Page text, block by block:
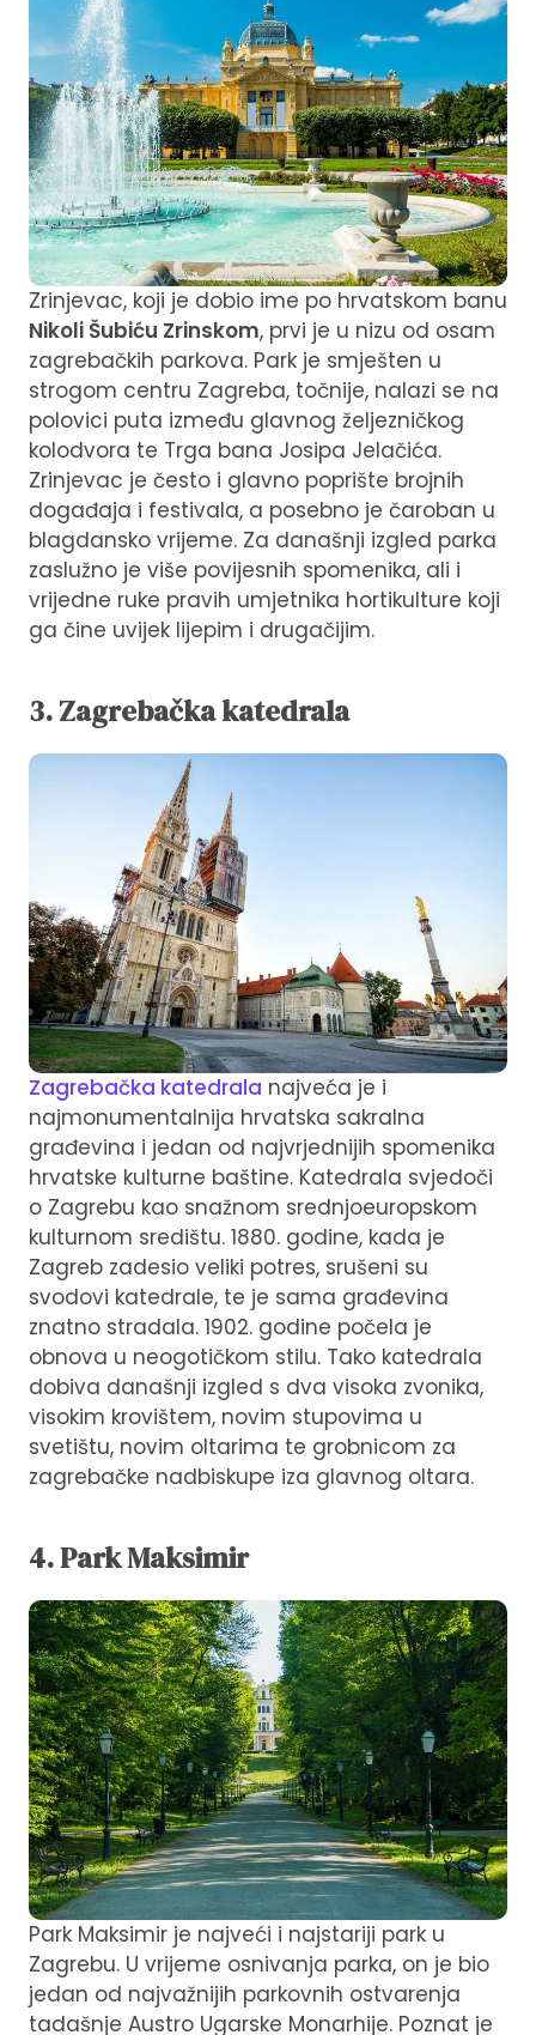
Zrinjevac, koji je dobio ime po hrvatskom banu
Nikoli Šubiću Zrinskom, prvi je u nizu od osam
zagrebačkih parkova. Park je smješten u
strogom centru Zagreba, točnije, nalazi se na
polovici puta između glavnog željezničkog
kolodvora te Trga bana Josipa Jelačića.
Zrinjevac je često i glavno poprište brojnih
događaja i festivala, a posebno je čaroban u
blagdansko vrijeme. Za današnji izgled parka
zaslužno je više povijesnih spomenika, ali i
vrijedne ruke pravih umjetnika hortikulture koji
ga čine uvijek lijepim i drugačijim.
3. Zagrebačka katedrala
Zagrebačka katedrala najveća je i
najmonumentalnija hrvatska sakralna
građevina i jedan od najvrjednijih spomenika
hrvatske kulturne baštine. Katedrala svjedoči
o Zagrebu kao snažnom srednjoeuropskom
kulturnom središtu. 1880. godine, kada je
Zagreb zadesio veliki potres, srušeni su
svodovi katedrale, te je sama građevina
znatno stradala. 1902. godine počela je
obnova u neogotičkom stilu. Tako katedrala
dobiva današnji izgled s dva visoka zvonika,
visokim krovištem, novim stupovima u
svetištu, novim oltarima te grobnicom za
zagrebačke nadbiskupe iza glavnog oltara.
4. Park Maksimir
Park Maksimir je najveći i najstariji park u
Zagrebu. U vrijeme osnivanja parka, on je bio
jedan od najvažnijih parkovnih ostvarenja
tadašnje Austro Ugarske Monarhije. Poznat je